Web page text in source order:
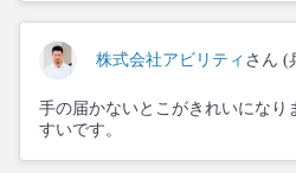
株式会社アビリティ さん (
手の届かないとこがきれいになり
すいです。